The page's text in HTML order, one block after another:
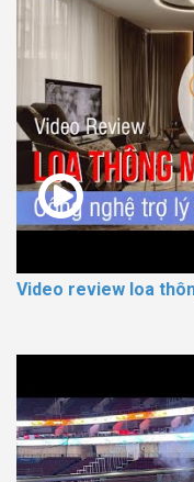
Video review loa